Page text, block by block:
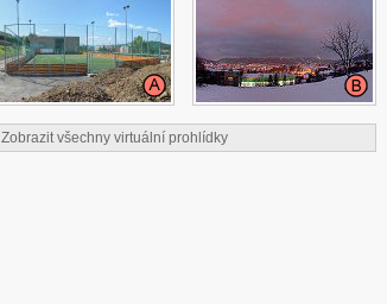
Zobrazit všechny virtuální prohlídky